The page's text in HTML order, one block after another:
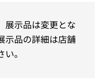
展示品は変更とな
示品の詳細は店舗
。